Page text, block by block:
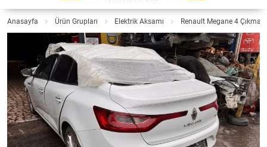
Anasayfa Ürün Grupları Elektrik Aksamı Renault Megane 4 Çıkma